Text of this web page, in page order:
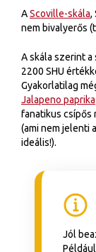
AScoville-skála,
nem bivalyerős
A skála szerint
2200 SHU
Gyakorlatilag
Jalapeno paprika
fanatikus csípős
(ami nem jelenti
ideális!).
Jól